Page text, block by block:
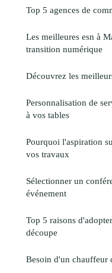
Top 5 agences de
Les meilleures esn à
transition numérique
Découvrez les
Personnalisation de
à vos tables
Pourquoi l'aspiration
vos travaux
Sélectionner un
événement
Top 5 raisons
découpe
Besoin d'un chauffeur